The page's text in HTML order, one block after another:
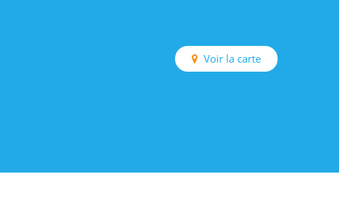
Voir la carte